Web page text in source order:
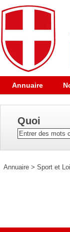
Annuaire
Quoi
Annuaire > Sport et